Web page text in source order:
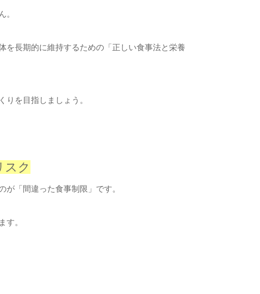
。
を長期的に維持するための「正しい食事法と栄養
りを目指しましょう。
スク
が「間違った食事制限」です。
す。